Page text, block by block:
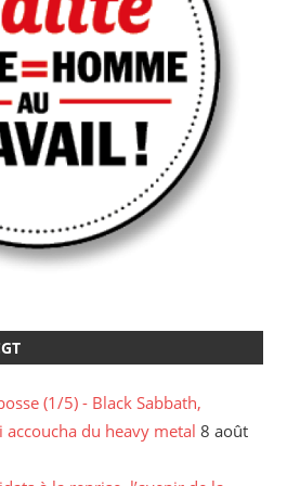
(1/5) - Black Sabbath,
du heavy metal 8 août